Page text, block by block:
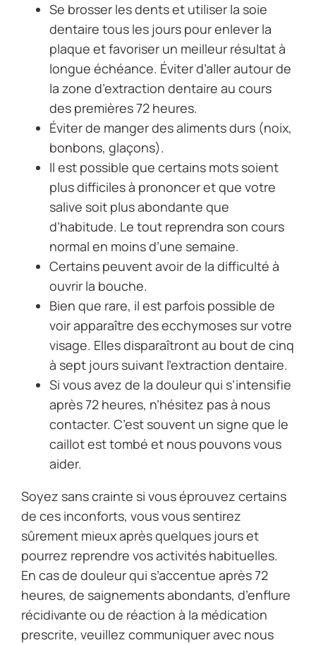
Se brosser les dents et utiliser la soie
dentaire tous les jours pour enlever la
plaque et favoriser un meilleur résultat à
longue échéance. Éviter d’aller autour de
la zone d’extraction dentaire au cours
des premières 72 heures.
Éviter de manger des aliments durs (noix,
bonbons, glaçons).
Il est possible que certains mots soient
plus difficiles à prononcer et que votre
salive soit plus abondante que
d’habitude. Le tout reprendra son cours
normal en moins d’une semaine.
Certains peuvent avoir de la difficulté à
ouvrir la bouche.
Bien que rare, il est parfois possible de
voir apparaître des ecchymoses sur votre
visage. Elles disparaîtront au bout de cinq
à sept jours suivant l’extraction dentaire.
Si vous avez de la douleur qui s’intensifie
après 72 heures, n’hésitez pas à nous
contacter. C’est souvent un signe que le
caillot est tombé et nous pouvons vous
aider.
Soyez sans crainte si vous éprouvez certains
de ces inconforts, vous vous sentirez
sûrement mieux après quelques jours et
pourrez reprendre vos activités habituelles.
En cas de douleur qui s’accentue après 72
heures, de saignements abondants, d’enflure
récidivante ou de réaction à la médication
prescrite, veuillez communiquer avec nous